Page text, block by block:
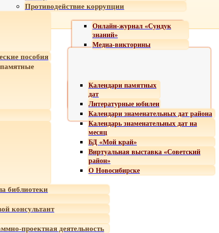
Противодействие коррупции
Онлайн-журнал «Сундук
знаний»
Медиа-викторины
пособия
Календари памятных
дат
Литературные юбилеи
Календари знаменательных дат района
Календарь знаменательных дат на
месяц
БД «Мой край»
Виртуальная выставка «Советский
район»
О Новосибирске
библиотеки
консультант
проектная деятельность